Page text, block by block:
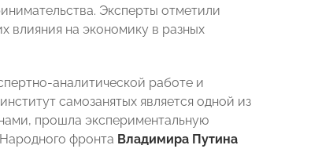
Эксперты отметили
влияния на экономику в разных
аналитической работе и
самозанятых является одной из
прошла экспериментальную
фронта Владимира Путина